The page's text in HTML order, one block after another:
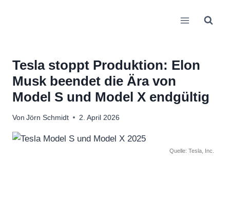
Tesla stoppt Produktion: Elon
Musk beendet die Ära von
Model S und Model X endgültig
Von Jörn Schmidt 2. April 2026
Quelle: Tesla, Inc.